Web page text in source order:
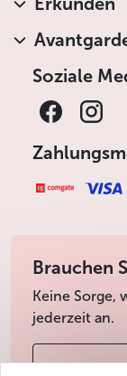
Soziale
Brauchen
Keine Sorge,
jederzeit an.